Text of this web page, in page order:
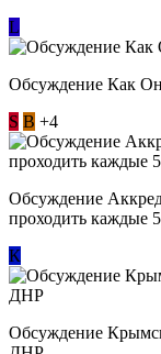
L
Обсуждение ​Как
S В +4
Обсуждение
проходить каждые
К
Обсуждение